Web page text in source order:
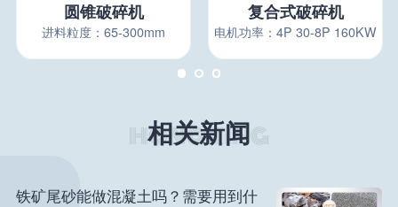
圆锥破碎机
进料粒度：65-300mm
复合式破碎机
电机功率：4P 30-8P 160KW
相关新闻
铁矿尾砂能做混凝土吗？需要用到什